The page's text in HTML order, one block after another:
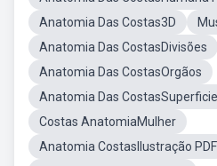
Anatomia Das Costas3D
Anatomia Das CostasDivisões
Anatomia Das CostasOrgãos
Anatomia Das CostasSuperficie
Costas AnatomiaMulher
Anatomia CostasIlustração PDF